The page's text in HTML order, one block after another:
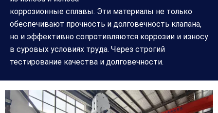
коррозионные сплавы. Эти материалы не только
обеспечивают прочность и долговечность клапана,
но и эффективно сопротивляются коррозии и износу
в суровых условиях труда. Через строгий
тестирование качества и долговечности.